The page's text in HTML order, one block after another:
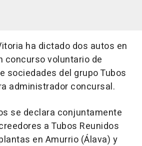
ha dictado dos autos en
concurso voluntario de
sociedades del grupo Tubos
administrador concursal.
se declara conjuntamente
a Tubos Reunidos
en Amurrio (Álava) y